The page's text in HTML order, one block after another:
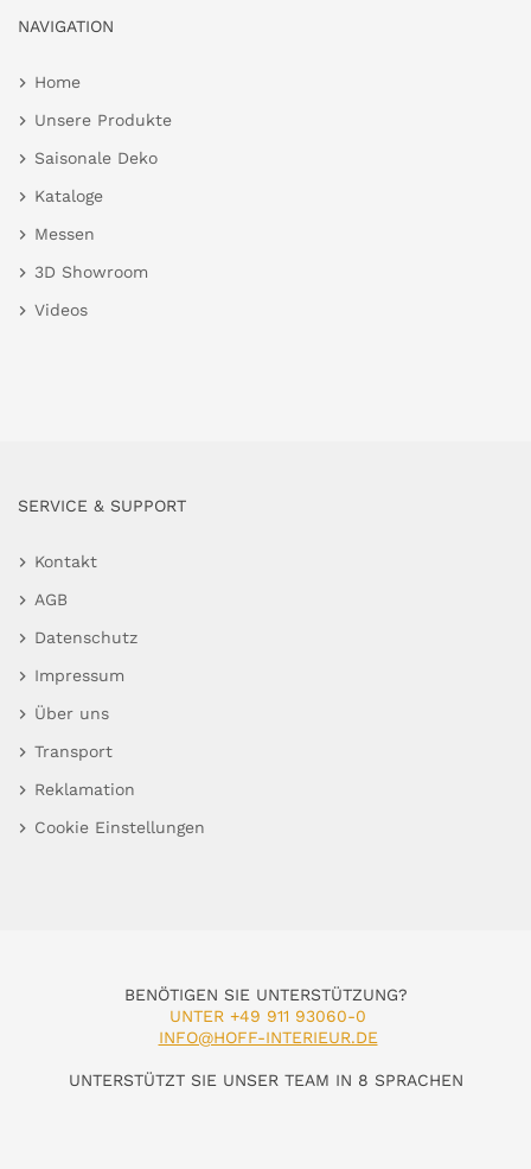
NAVIGATION
Home
Unsere Produkte
Saisonale Deko
Kataloge
Messen
3D Showroom
Videos
SERVICE & SUPPORT
Kontakt
AGB
Datenschutz
Impressum
Über uns
Transport
Reklamation
Cookie Einstellungen
BENÖTIGEN SIE UNTERSTÜTZUNG?
UNTER +49 911 93060-0
INFO@HOFF-INTERIEUR.DE
UNTERSTÜTZT SIE UNSER TEAM IN 8 SPRACHEN